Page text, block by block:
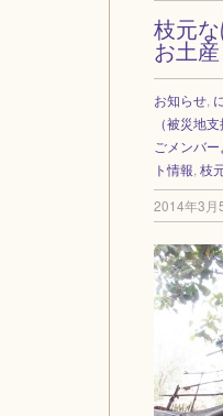
枝元
お土
お知らせ,
（被災地
ごメンバ
ト情報 枝
2014年3月